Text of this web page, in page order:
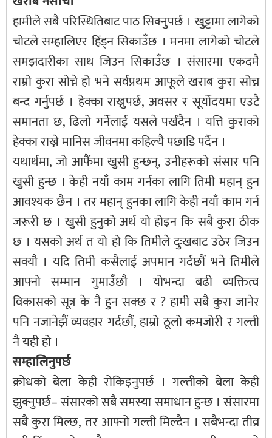
हामीले सबै परिस्थितिबाट पाठ सिक्नुपर्छ । खुट्टामा लागेको
चोटले सम्हालिएर हिंड्न सिकाउँछ । मनमा लागेको चोटले
समझदारीका साथ जिउन सिकाउँछ । संसारमा एकदमै
राम्रो कुरा सोच्ने हो भने सर्वप्रथम आफूले खराब कुरा सोच्न
बन्द गर्नुपर्छ । हेक्का राख्नुपर्छ, अवसर र सूर्योदयमा एउटै
समानता छ, ढिलो गर्नेलाई यसले पर्खंदैन । यत्ति कुराको
हेक्का राख्ने मानिस जीवनमा कहिल्यै पछाडि पर्दैन ।
यथार्थमा, जो आफैंमा खुसी हुन्छन्, उनीहरूको संसार पनि
खुसी हुन्छ । केही नयाँ काम गर्नका लागि तिमी महान् हुन
आवश्यक छैन । तर महान् हुनका लागि केही नयाँ काम गर्न
जरूरी छ । खुसी हुनुको अर्थ यो होइन कि सबै कुरा ठीक
छ । यसको अर्थ त यो हो कि तिमीले दुःखबाट उठेर जिउन
सक्यौ । यदि तिमी कसैलाई अपमान गर्दछौं भने तिमीले
आफ्नो सम्मान गुमाउँछौ । योभन्दा बढी व्यक्तित्व
विकासको सूत्र के नै हुन सक्छ र ? हामी सबै कुरा जानेर
पनि नजानेझैं व्यवहार गर्दछौं, हाम्रो ठूलो कमजोरी र गल्ती
नै यही हो ।
सम्हालिनुपर्छ
क्रोधको बेला केही रोकिइनुपर्छ । गल्तीको बेला केही
झुक्नुपर्छ– संसारको सबै समस्या समाधान हुन्छ । संसारमा
सबै कुरा मिल्छ, तर आफ्नो गल्ती मिल्दैन । सबैभन्दा तीव्र